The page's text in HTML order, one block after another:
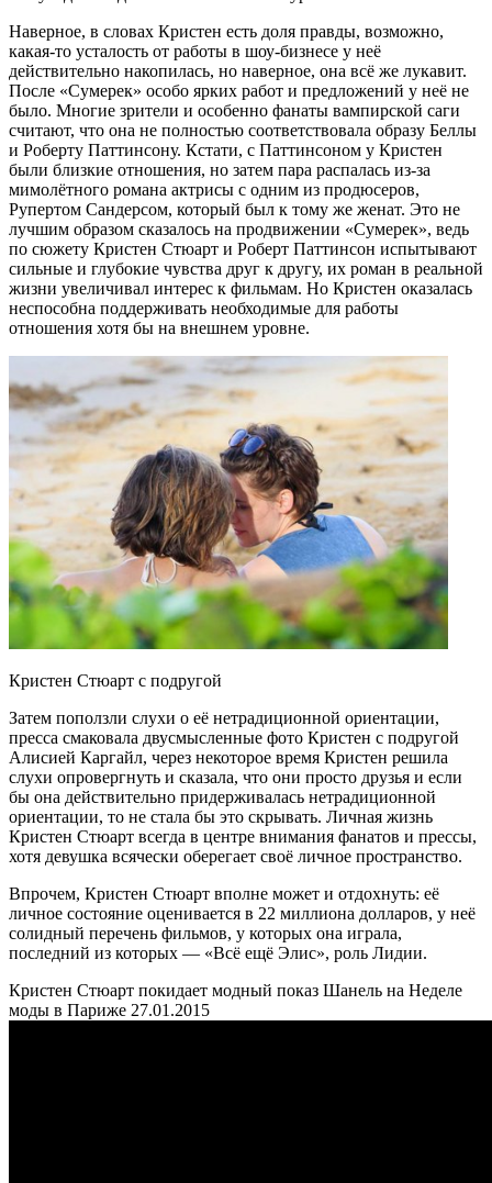
Наверное, в словах Кристен есть доля правды, возможно,
какая-то усталость от работы в шоу-бизнесе у неё
действительно накопилась, но наверное, она всё же лукавит.
После «Сумерек» особо ярких работ и предложений у неё не
было. Многие зрители и особенно фанаты вампирской саги
считают, что она не полностью соответствовала образу Беллы
и Роберту Паттинсону. Кстати, с Паттинсоном у Кристен
были близкие отношения, но затем пара распалась из-за
мимолётного романа актрисы с одним из продюсеров,
Рупертом Сандерсом, который был к тому же женат. Это не
лучшим образом сказалось на продвижении «Сумерек», ведь
по сюжету Кристен Стюарт и Роберт Паттинсон испытывают
сильные и глубокие чувства друг к другу, их роман в реальной
жизни увеличивал интерес к фильмам. Но Кристен оказалась
неспособна поддерживать необходимые для работы
отношения хотя бы на внешнем уровне.
Кристен Стюарт с подругой
Затем поползли слухи о её нетрадиционной ориентации,
пресса смаковала двусмысленные фото Кристен с подругой
Алисией Каргайл, через некоторое время Кристен решила
слухи опровергнуть и сказала, что они просто друзья и если
бы она действительно придерживалась нетрадиционной
ориентации, то не стала бы это скрывать. Личная жизнь
Кристен Стюарт всегда в центре внимания фанатов и прессы,
хотя девушка всячески оберегает своё личное пространство.
Впрочем, Кристен Стюарт вполне может и отдохнуть: её
личное состояние оценивается в 22 миллиона долларов, у неё
солидный перечень фильмов, у которых она играла,
последний из которых — «Всё ещё Элис», роль Лидии.
Кристен Стюарт покидает модный показ Шанель на Неделе
моды в Париже 27.01.2015